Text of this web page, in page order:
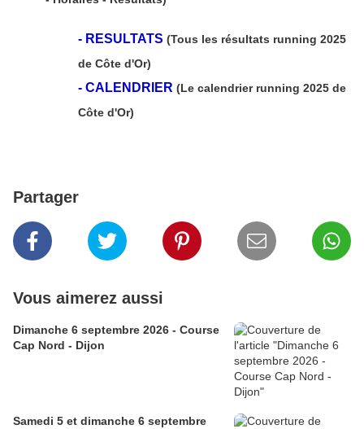
- RESULTATS (Tous les résultats running 2025
de Côte d'Or)
- CALENDRIER (Le calendrier running 2025 de
Côte d'Or)
Partager
Vous aimerez aussi
Dimanche 6 septembre 2026 - Course
Cap Nord - Dijon
Samedi 5 et dimanche 6 septembre